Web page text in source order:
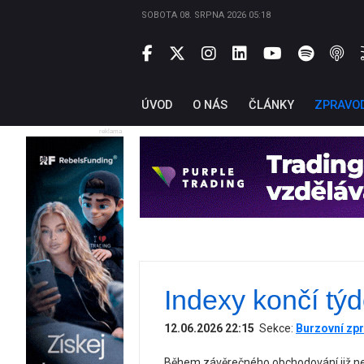
SOBOTA 08. SRPNA 2026 05:18
ÚVOD O NÁS ČLÁNKY
reklama
Indexy končí
12.06.2026 22:15 Sekce: Burzovní